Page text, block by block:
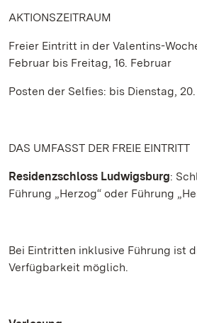
AKTIONSZEITRAUM
Freier Eintritt in der Valentins-
Februar bis Freitag, 16. Februar
Posten der Selfies: bis Dienstag,
DAS UMFASST DER FREIE EINTRITT
Residenzschloss Ludwigsburg:
Führung „Herzog“ oder Führung
Bei Eintritten inklusive Führung ist
Verfügbarkeit möglich.